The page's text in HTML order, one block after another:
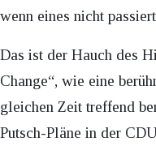
wenn eines nicht
Das ist der Hauch des
Change“, wie eine
gleichen Zeit treffend
Putsch-Pläne in der